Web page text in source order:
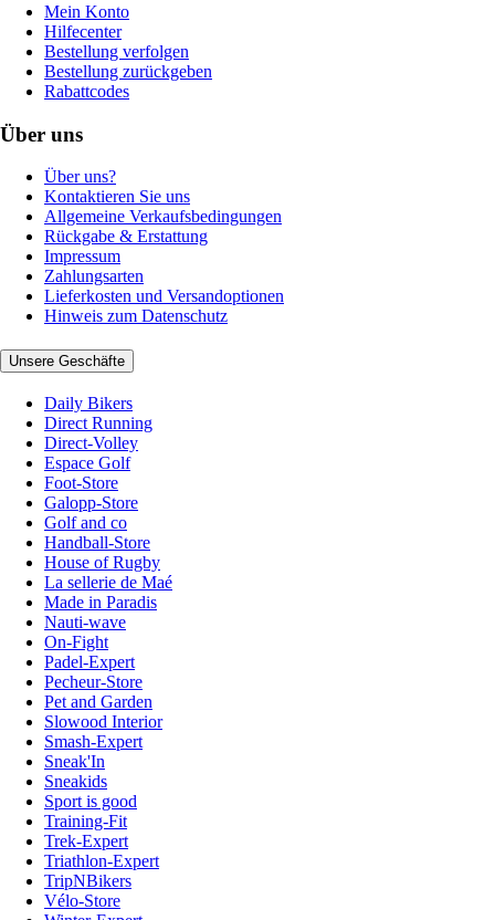
Mein Konto
Hilfecenter
Bestellung verfolgen
Bestellung zurückgeben
Rabattcodes
Über uns
Über uns?
Kontaktieren Sie uns
Allgemeine Verkaufsbedingungen
Rückgabe & Erstattung
Impressum
Zahlungsarten
Lieferkosten und Versandoptionen
Hinweis zum Datenschutz
Unsere Geschäfte
Daily Bikers
Direct Running
Direct-Volley
Espace Golf
Foot-Store
Galopp-Store
Golf and co
Handball-Store
House of Rugby
La sellerie de Maé
Made in Paradis
Nauti-wave
On-Fight
Padel-Expert
Pecheur-Store
Pet and Garden
Slowood Interior
Smash-Expert
Sneak'In
Sneakids
Sport is good
Training-Fit
Trek-Expert
Triathlon-Expert
TripNBikers
Vélo-Store